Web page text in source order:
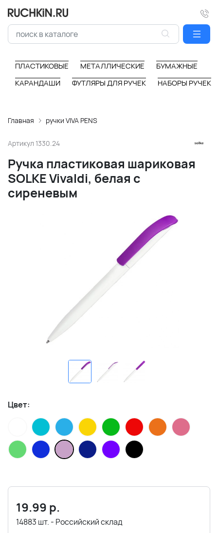
ПЛАСТИКОВЫЕ МЕТАЛЛИЧЕСКИЕ
БУМАЖНЫЕ
КАРАНДАШИ
ФУТЛЯРЫ ДЛЯ РУЧЕК НАБОРЫ РУЧЕК
Главная ручки VIVA PENS
Артикул 1330.24
Ручка пластиковая шариковая
SOLKE Vivaldi, белая с
сиреневым
Цвет:
19.99 р.
14883 шт. - Российский склад